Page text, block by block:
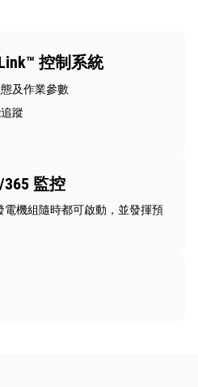
控制系統
及作業參數
蹤
監控
機組隨時都可啟動，並發揮預